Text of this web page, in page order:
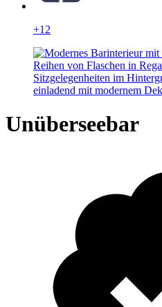
+12
Unüberseebar